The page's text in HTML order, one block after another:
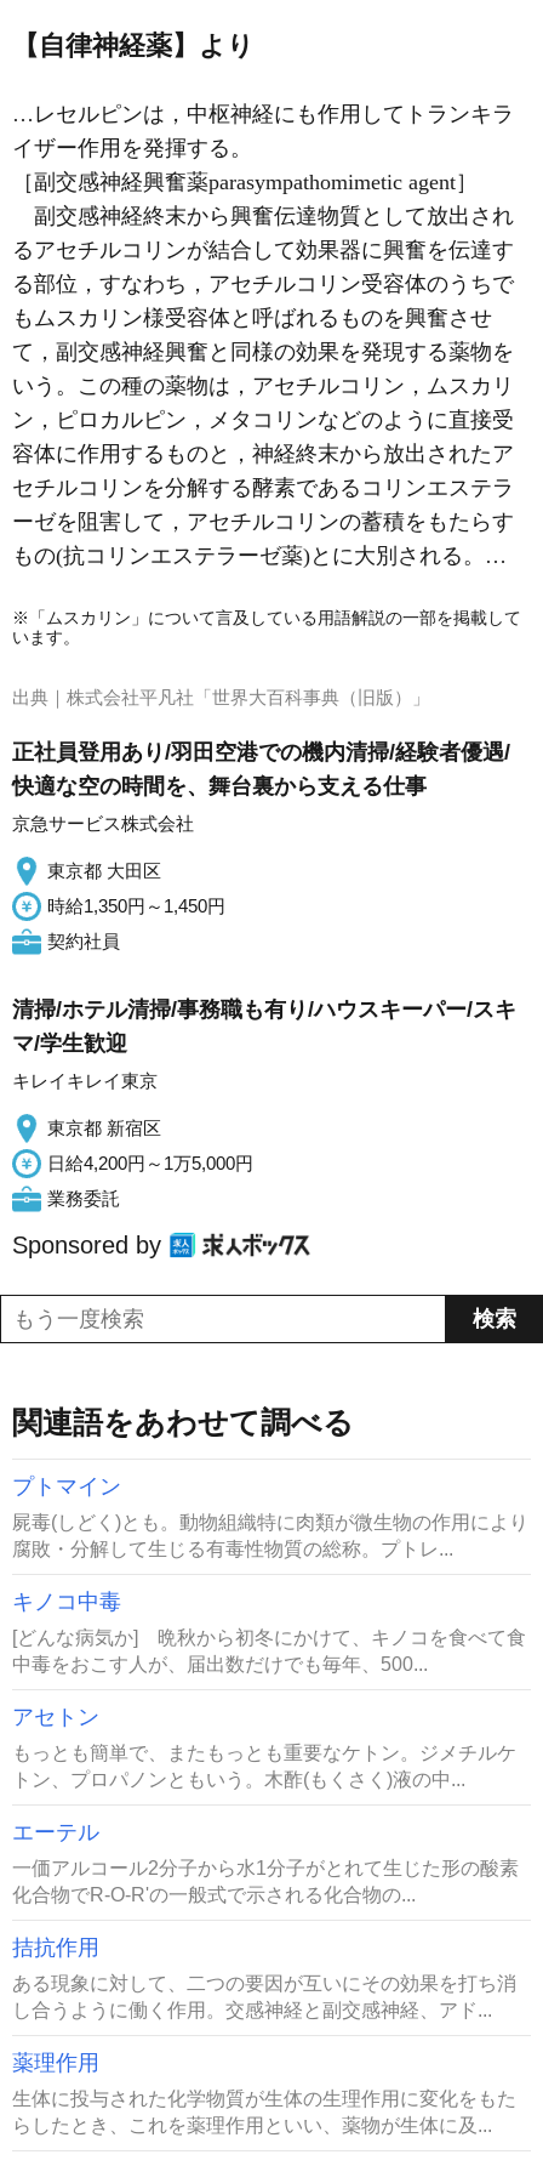
【自律神経薬】より
… レセルピンは，中枢神経にも作用してトランキラ
イザー作用を発揮する。
［副交感神経興奮薬parasympathomimetic agent］
副交感神経終末から興奮伝達物質として放出され
るアセチルコリンが結合して効果器に興奮を伝達す
る部位，すなわち，アセチルコリン受容体のうちで
もムスカリン様受容体と呼ばれるものを興奮させ
て，副交感神経興奮と同様の効果を発現する薬物を
いう。この種の薬物は，アセチルコリン，ムスカリ
ン，ピロカルピン，メタコリンなどのように直接受
容体に作用するものと，神経終末から放出されたア
セチルコリンを分解する酵素であるコリンエステラ
ーゼを阻害して，アセチルコリンの蓄積をもたらす
もの(抗コリンエステラーゼ薬)とに大別される。…
※「ムスカリン」について言及している用語解説の一部を掲載して
います。
出典｜ 株式会社平凡社「世界大百科事典（旧版）」
正社員登用あり/羽田空港での機内清掃/経験者優遇/
快適な空の時間を、舞台裏から支える仕事
京急サービス株式会社
東京都 大田区
時給1,350円～1,450円
契約社員
清掃/ホテル清掃/事務職も有り/ハウスキーパー/スキ
マ/学生歓迎
キレイキレイ東京
東京都 新宿区
日給4,200円～1万5,000円
業務委託
Sponsored by
関連語をあわせて調べる
プトマイン
屍毒(しどく)とも。動物組織特に肉類が微生物の作用により
腐敗・分解して生じる有毒性物質の総称。プトレ...
キノコ中毒
[どんな病気か] 晩秋から初冬にかけて、キノコを食べて食
中毒をおこす人が、届出数だけでも毎年、500...
アセトン
もっとも簡単で、またもっとも重要なケトン。ジメチルケ
トン、プロパノンともいう。木酢(もくさく)液の中...
エーテル
一価アルコール2分子から水1分子がとれて生じた形の酸素
化合物でR-O-R'の一般式で示される化合物の...
拮抗作用
ある現象に対して、二つの要因が互いにその効果を打ち消
し合うように働く作用。交感神経と副交感神経、アド...
薬理作用
生体に投与された化学物質が生体の生理作用に変化をもた
らしたとき、これを薬理作用といい、薬物が生体に及...